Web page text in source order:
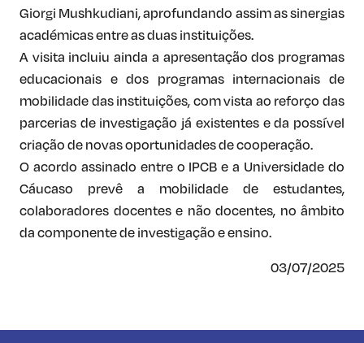
Giorgi Mushkudiani, aprofundando assim as sinergias
académicas entre as duas instituições.
A visita incluiu ainda a apresentação dos programas
educacionais e dos programas internacionais de
mobilidade das instituições, com vista ao reforço das
parcerias de investigação já existentes e da possível
criação de novas oportunidades de cooperação.
O acordo assinado entre o IPCB e a Universidade do
Cáucaso prevê a mobilidade de estudantes,
colaboradores docentes e não docentes, no âmbito
da componente de investigação e ensino.
03/07/2025